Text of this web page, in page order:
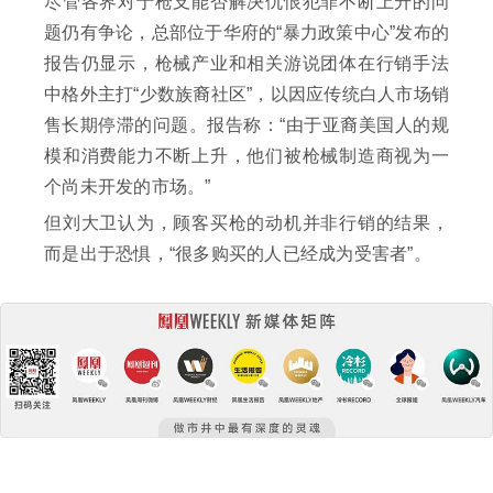
题仍有争论，总部位于华府的“暴力政策中心”发布的
报告仍显示，枪械产业和相关游说团体在行销手法
中格外主打“少数族裔社区”，以因应传统白人市场销
售长期停滞的问题。报告称：“由于亚裔美国人的规
模和消费能力不断上升，他们被枪械制造商视为一
个尚未开发的市场。”
但刘大卫认为，顾客买枪的动机并非行销的结果，
而是出于恐惧，“很多购买的人已经成为受害者”。